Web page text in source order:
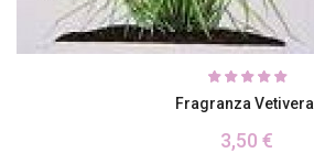
Fragranza Vetiveral
3,50 €